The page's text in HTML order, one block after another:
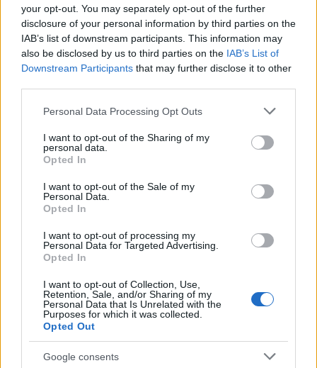
your opt-out. You may separately opt-out of the further
disclosure of your personal information by third parties on the
IAB’s list of downstream participants. This information may
also be disclosed by us to third parties on the IAB’s List of
Downstream Participants that may further disclose it to other
Please note that this website/app uses one or more Google
not limited to your visit or usage behaviour. You may click to
grant or deny consent to Google and its third-party tags to
use your data for below specified purposes in below Google
consent section.
Personal Data Processing Opt Outs
I want to opt-out of the Sharing of my
personal data.
Opted In
I want to opt-out of the Sale of my
Personal Data.
Opted In
I want to opt-out of processing my
Personal Data for Targeted Advertising.
Opted In
I want to opt-out of Collection, Use,
Retention, Sale, and/or Sharing of my
Personal Data that Is Unrelated with the
Purposes for which it was collected.
Opted Out
Google consents
A három szeptemberi bemutatóhoz -Szentivánéji
álom, OperettésFekete ég-A fehér felhő- a színház
nyílt jelmezes fotózást tart, amelyet a vendégek is
megtekinthetnek, akinek pedig a nap folyamán a
legtöbb színésszel sikerül közös fotót készítenie és
feltöltenie a teátrum Facebook oldalára, az két
A Nemzeti Színház idei évadának egyik legfontosabb
bemutatója lesz aKörhintacímű film adaptációja,
ennek bevezetéseként a színház ingyenes
körhintázásra hívja a látogatókat. A gyerekeket
számos játék, plakátrajzolás, maszkkészítés,
Huzella Péterverses, zenés előadása, Csernik
Szende Lábita Bábszínháza és az Üsztürü zenekar
táncháza is várja.